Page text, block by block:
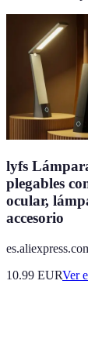
lyfs
plegables
ocular,
accesorio
10.99 EURVer